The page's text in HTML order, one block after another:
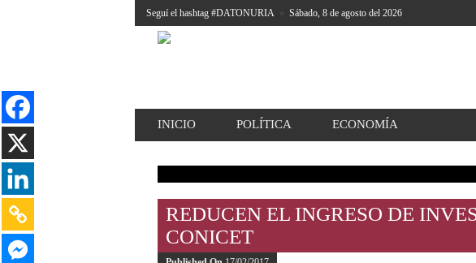
Seguí el hashtag #DATONURIA » Sábado, 8 de agosto del 2026
INICIO POLÍTICA ECONOMÍA
REDUCEN EL INGRESO DE
CONICET